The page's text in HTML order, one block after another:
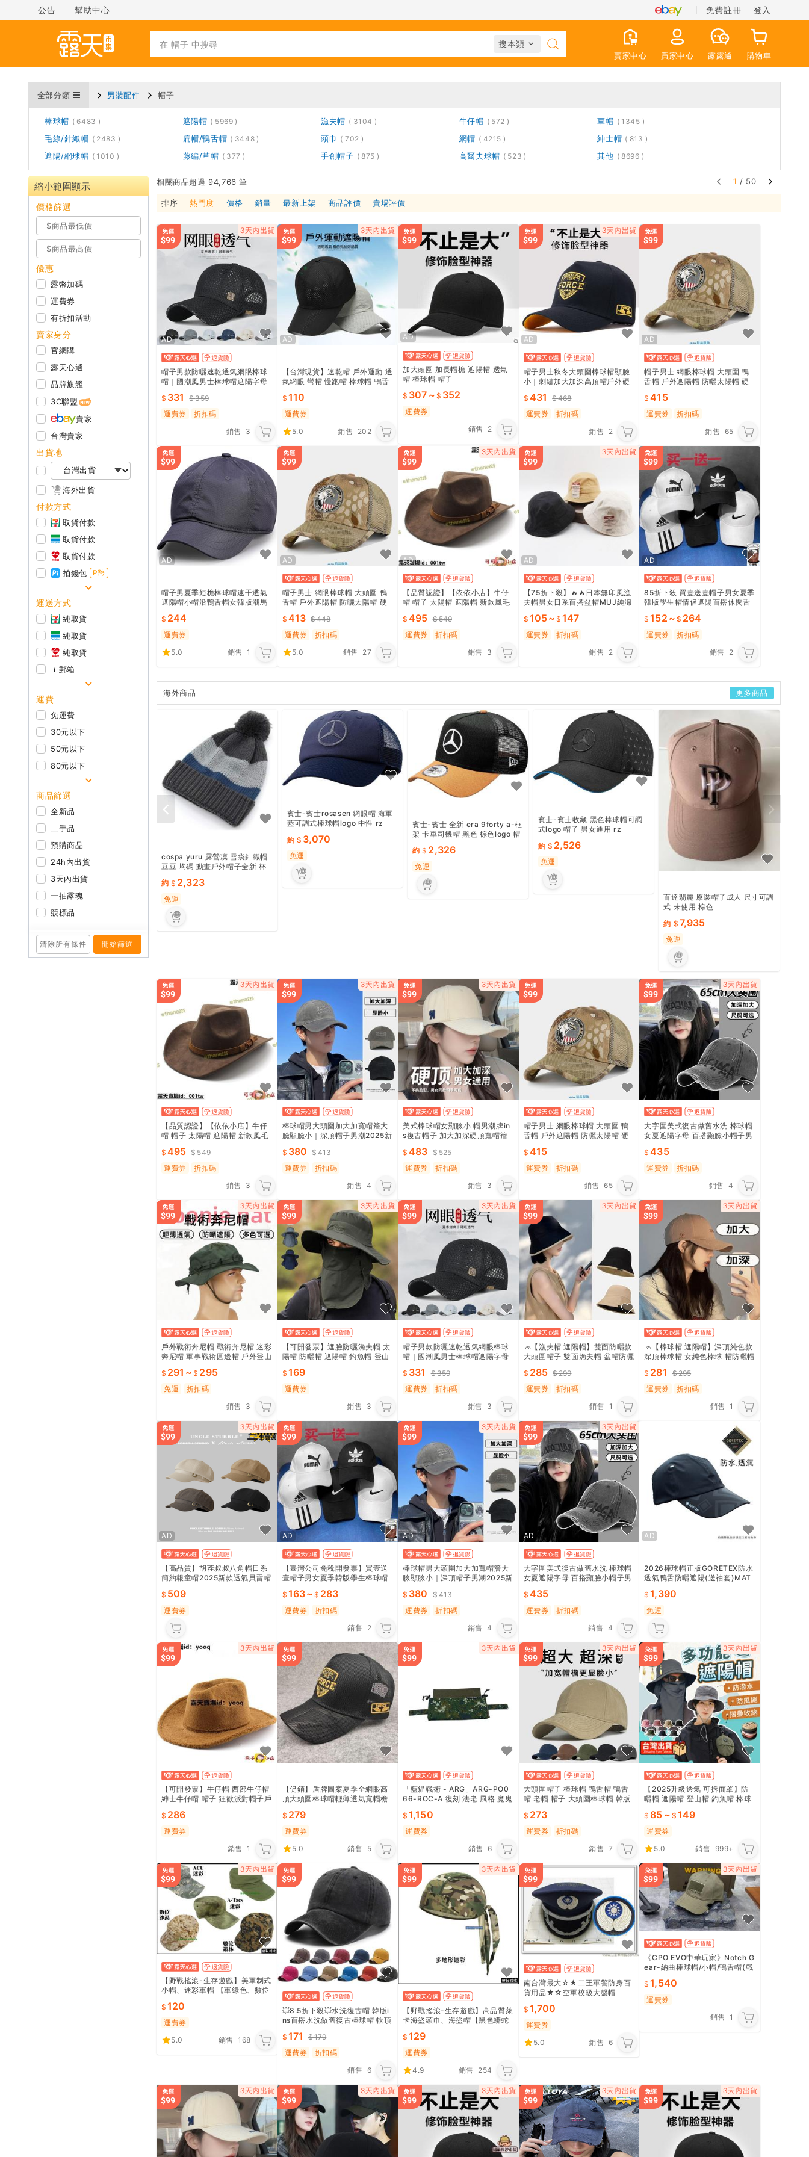
公告 幫助中心 免費註冊 登入
賣家中心 買家中心 露露通 購物車
全部分類 男裝配件 帽子
棒球帽 6483 遮陽帽 5969 漁夫帽 3104 牛仔帽 572 軍帽 1345
毛線/針織帽 2483 扁帽/鴨舌帽 3448 頭巾 702 網帽 4215 紳士帽 813
遮陽/網球帽 1010 藤編/草帽 377 手創帽子 875 高爾夫球帽 523 其他 8696
縮小範圍顯示
價格篩選
優惠
露幣加碼
運費券
有折扣活動
賣家身分
官網購
露天心選
品牌旗艦
3C聯盟
賣家
台灣賣家
出貨地
海外出貨
付款方式
取貨付款
取貨付款
取貨付款
拍錢包
P幣
運送方式
純取貨
純取貨
純取貨
ｉ郵箱
運費
免運費
30元以下
50元以下
80元以下
商品篩選
全新品
二手品
預購商品
24h內出貨
3天內出貨
一抽露魂
競標品
清除所有條件 開始篩選
相關商品超過 94,766 筆 1 / 50
排序 熱門度 價格 銷量 最新上架 商品評價 賣場評價
AD
帽子男款防曬速乾透氣網眼棒球
帽｜國潮風男士棒球帽遮陽字母
331
359
運費券
折扣碼
銷售
3
AD
【台灣現貨】速乾帽 戶外運動 透
氣網眼 彎帽 慢跑帽 棒球帽 鴨舌
透氣帽
110
運費券
5.0
銷售 202
AD
加大頭圍 加長帽檐 遮陽帽 透氣
帽 棒球帽 帽子
307 ~ 352
運費券
銷售
2
AD
帽子男士秋冬大頭圍棒球帽顯臉
小｜刺繡加大加深高頂帽戶外硬
431
468
運費券
折扣碼
銷售
2
AD
帽子男士 網眼棒球帽 大頭圍 鴨
舌帽 戶外遮陽帽 防曬太陽帽 硬
415
運費券
折扣碼
銷售 65
AD
帽子男夏季短檐棒球帽速干透氣
遮陽帽小帽沿鴨舌帽女韓版潮馬
244
運費券
5.0
銷售 1
AD
帽子男士 網眼棒球帽 大頭圍 鴨
舌帽 戶外遮陽帽 防曬太陽帽 硬
413
448
運費券
折扣碼
5.0
銷售 27
AD
【品質認證】【依依小店】牛仔
帽 帽子 太陽帽 遮陽帽 新款風毛
西部牛仔禮帽
495
549
運費券
折扣碼
銷售
3
AD
【75折下殺】🔥🔥日本無印風漁
夫帽男女日系百搭盆帽MUJ純淿
105~ 147
運費券
折扣碼
銷售
2
AD
85折下殺 買壹送壹帽子男女夏季
韓版學生帽情侶遮陽百搭休閑舌
152 ~ 264
運費券
折扣碼
銷售
2
海外商品 更多商品
cospa yuru 露營凜 雪袋針織帽
豆豆 均碼 動畫戶外帽子全新 杯
約 2,323
免運
賓士-賓士rosasen 網眼帽 海軍
藍可調式棒球帽logo 中性 rz
約
3,070
免運
賓士-賓士 全新 era 9forty a-框
架 卡車司機帽 黑色 棕色logo 帽
約 2,326
免運
賓士-賓士收藏 黑色棒球帽可調
式logo 帽子 男女通用 rz
約
2,526
免運
百達翡麗 原裝帽子成人 尺寸可調
式 未使用 棕色
約
7,935
免運
【品質認證】【依依小店】牛仔
帽 帽子 太陽帽 遮陽帽 新款風毛
西部牛仔禮帽
495
549
運費券
折扣碼
銷售
3
棒球帽男大頭圍加大加寬帽簷大
臉顯臉小｜深頂帽子男潮2025新
380
413
運費券
折扣碼
銷售 4
美式棒球帽女顯臉小 帽男潮牌in
s復古帽子 加大加深硬頂寬帽簷
483
525
運費券
折扣碼
銷售
3
帽子男士 網眼棒球帽 大頭圍 鴨
舌帽 戶外遮陽帽 防曬太陽帽 硬
415
運費券
折扣碼
銷售
65
大字圍美式復古做舊水洗 棒球帽
女夏遮陽字母 百搭顯臉小帽子男
435
運費券
折扣碼
銷售
4
戶外戰術奔尼帽 戰術奔尼帽 迷彩
奔尼帽 軍事戰術圓邊帽 戶外登山
打獵漁夫帽 軍帽 漁夫帽
291 ~ 295
免運
折扣碼
銷售
3
【可開發票】遮臉防曬漁夫帽 太
陽帽 防曬帽 遮陽帽 釣魚帽 登山
【IB251】
169
運費券
銷售
3
帽子男款防曬速乾透氣網眼棒球
帽｜國潮風男士棒球帽遮陽字母
331
359
運費券
折扣碼
銷售
3
🧢【漁夫帽 遮陽帽】雙面防曬款
大頭圍帽子 雙面漁夫帽 盆帽防曬
約漁夫 水桶帽日系 顯臉小圓臉
雙面戴帽子 男女必備
285
299
運費券
折扣碼
銷售 1
🧢【棒球帽 遮陽帽】深頂純色款
深頂棒球帽 女純色棒球 帽防曬帽
帽嘻哈 帽太 陽帽棒 球帽遮陽帽
男生帽子款 夏日防護
281
295
運費券
折扣碼
銷售
1
AD
【高品質】胡茬叔叔八角帽日系
簡約報童帽2025新款透氣貝雷帽
509
運費券
AD
【臺灣公司免稅開發票】買壹送
壹帽子男女夏季韓版學生棒球帽
動帽 冠軍老帽 耐吉帽子 遮
163~ 283
運費券
折扣碼
銷售
2
AD
棒球帽男大頭圍加大加寬帽簷大
臉顯臉小｜深頂帽子男潮2025新
380
413
運費券
折扣碼
銷售
4
AD
大字圍美式復古做舊水洗 棒球帽
女夏遮陽字母 百搭顯臉小帽子男
435
運費券
折扣碼
銷售 4
AD
2026棒球帽正版GORETEX防水
透氣鴨舌防曬遮陽(送袖套)MAT
山健行慢跑運動
1,390
免運
【可開發票】牛仔帽 西部牛仔帽
紳士牛仔帽 帽子 狂歡派對帽子戶
呢帽保暖秋冬爵士帽
286
運費券
銷售
1
【促銷】盾牌圖案夏季全網眼高
頂大頭圍棒球帽輕薄透氣寬帽檐
279
運費券
5.0
銷售 5
「藍貓戰術 - ARG」ARG-PO0
66-ROC-A 復刻 法老 風格 魔鬼
1,150
運費券
銷售
6
大頭圍帽子 棒球帽 鴨舌帽 鴨舌
帽 老帽 帽子 大頭圍棒球帽 韓版
寬帽簷大臉加大加深鴨舌帽
273
運費券
折扣碼
銷售 7
【2025升級透氣 可拆面罩】防
曬帽 遮陽帽 登山帽 釣魚帽 棒球
面罩｜HOCB31
85 ~ 149
運費券
5.0
銷售 999+
【野戰搖滾-生存遊戲】美軍制式
小帽、迷彩軍帽 【軍綠色、數位
Tacs迷彩】小兵帽戰術帽
120
運費券
5.0
銷售 168
💥8.5折下殺💥水洗復古帽 韓版i
ns百搭水洗做舊復古棒球帽 軟頂
171
179
運費券
折扣碼
銷售 6
【野戰搖滾-生存遊戲】高品質萊
卡海盜頭巾、海盜帽【黑色蟒蛇
防曬戶外頭盔頭套迷彩頭巾
129
運費券
4.9
銷售 254
南台灣最大☆★二王軍警防身百
貨用品★☆空軍校級大盤帽
1,700
運費券
5.0
銷售 6
《CPO EVO中華玩家》Notch G
ear-納曲棒球帽/小帽/鴨舌帽(戰
1,540
運費券
銷售
1